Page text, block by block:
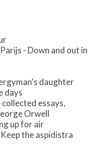
- Down and out in
daughter
days
essays,
Orwell
up for air
the aspidistra